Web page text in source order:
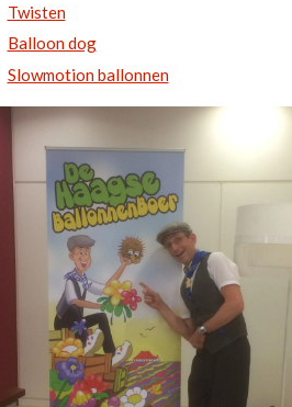
Twisten
Balloon dog
Slowmotion ballonnen